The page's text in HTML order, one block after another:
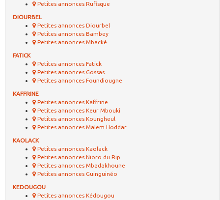
Petites annonces Rufisque
DIOURBEL
Petites annonces Diourbel
Petites annonces Bambey
Petites annonces Mbacké
FATICK
Petites annonces Fatick
Petites annonces Gossas
Petites annonces Foundiougne
KAFFRINE
Petites annonces Kaffrine
Petites annonces Keur Mbouki
Petites annonces Koungheul
Petites annonces Malem Hoddar
KAOLACK
Petites annonces Kaolack
Petites annonces Nioro du Rip
Petites annonces Mbadakhoune
Petites annonces Guinguinéo
KEDOUGOU
Petites annonces Kédougou